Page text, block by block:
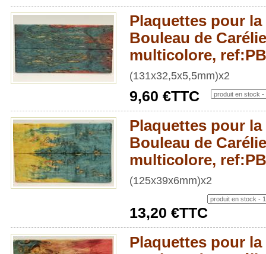
Plaquettes pour
Bouleau de
multicolore,
(131x32,5x5,5mm)x2
9,60 €TTC
Plaquettes pour
Bouleau de
multicolore,
(125x39x6mm)x2
13,20 €TTC
Plaquettes pour